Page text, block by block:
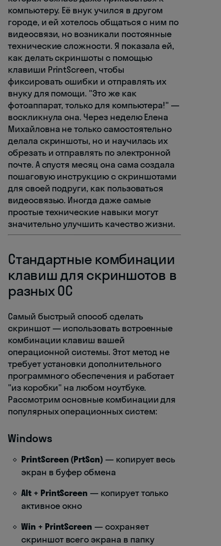
компьютеру. Её внук учился в другом
городе, и ей хотелось общаться с ним по
видеосвязи, но возникали постоянные
технические сложности. Я показала ей,
как делать скриншоты с помощью
клавиши PrintScreen, чтобы
фиксировать ошибки и отправлять их
внуку для помощи. "Это же как
фотоаппарат, только для компьютера!" —
воскликнула она. Через неделю Елена
Михайловна не только самостоятельно
делала скриншоты, но и научилась их
обрезать и отправлять по электронной
почте. А спустя месяц она сама создала
пошаговую инструкцию с скриншотами
для своей подруги, как пользоваться
видеосвязью. Иногда даже самые
простые технические навыки могут
значительно улучшить качество жизни.
Стандартные комбинации
клавиш для скриншотов в
разных ОС
Самый быстрый способ сделать
скриншот — использовать встроенные
комбинации клавиш вашей
операционной системы. Этот метод не
требует установки дополнительного
программного обеспечения и работает
"из коробки" на любом ноутбуке.
Рассмотрим основные комбинации для
популярных операционных систем:
Windows
PrintScreen (PrtScn) — копирует весь
экран в буфер обмена
Alt + PrintScreen — копирует только
активное окно
Win + PrintScreen — сохраняет
скриншот всего экрана в папку